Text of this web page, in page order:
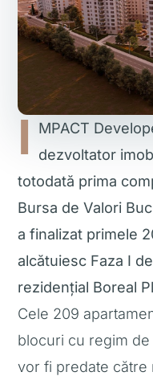
I
MPACT
dezvoltator
totodată prima
Bursa de Valori
a finalizat primele
alcătuiesc Faza I
rezidențial Boreal
Cele 209
blocuri cu regim de
vor fi predate către